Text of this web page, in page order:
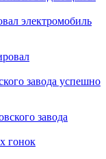
электромобиль
завода успешно
гонок